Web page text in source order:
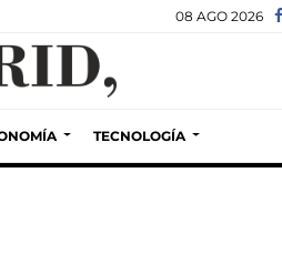
08 AGO 2026
TECNOLOGÍA